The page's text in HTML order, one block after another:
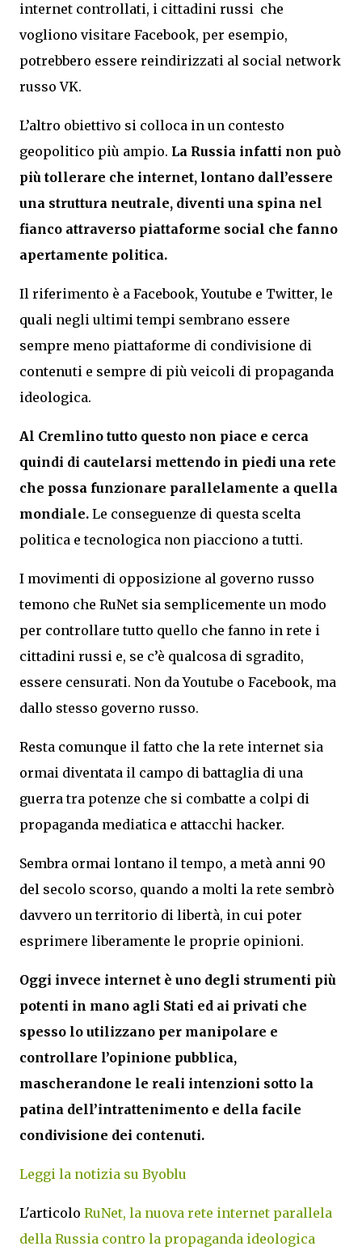
internet controllati, i cittadini russi che
vogliono visitare Facebook, per esempio,
potrebbero essere reindirizzati al social network
russo VK.
L’altro obiettivo si colloca in un contesto
geopolitico più ampio. La Russia infatti non può
più tollerare che internet, lontano dall’essere
una struttura neutrale, diventi una spina nel
fianco attraverso piattaforme social che fanno
apertamente politica.
Il riferimento è a Facebook, Youtube e Twitter, le
quali negli ultimi tempi sembrano essere
sempre meno piattaforme di condivisione di
contenuti e sempre di più veicoli di propaganda
ideologica.
Al Cremlino tutto questo non piace e cerca
quindi di cautelarsi mettendo in piedi una rete
che possa funzionare parallelamente a quella
mondiale. Le conseguenze di questa scelta
politica e tecnologica non piacciono a tutti.
I movimenti di opposizione al governo russo
temono che RuNet sia semplicemente un modo
per controllare tutto quello che fanno in rete i
cittadini russi e, se c’è qualcosa di sgradito,
essere censurati. Non da Youtube o Facebook, ma
dallo stesso governo russo.
Resta comunque il fatto che la rete internet sia
ormai diventata il campo di battaglia di una
guerra tra potenze che si combatte a colpi di
propaganda mediatica e attacchi hacker.
Sembra ormai lontano il tempo, a metà anni 90
del secolo scorso, quando a molti la rete sembrò
davvero un territorio di libertà, in cui poter
esprimere liberamente le proprie opinioni.
Oggi invece internet è uno degli strumenti più
potenti in mano agli Stati ed ai privati che
spesso lo utilizzano per manipolare e
controllare l’opinione pubblica,
mascherandone le reali intenzioni sotto la
patina dell’intrattenimento e della facile
condivisione dei contenuti.
Leggi la notizia su Byoblu
L'articolo RuNet, la nuova rete internet parallela
della Russia contro la propaganda ideologica